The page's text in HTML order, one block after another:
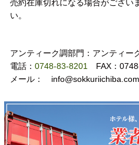
売約在庫切れになる場合がござい
い。
アンティーク調部門：アンティー
電話： 0748-83-8201
FAX：
メール： info@sokkuriichiba.com